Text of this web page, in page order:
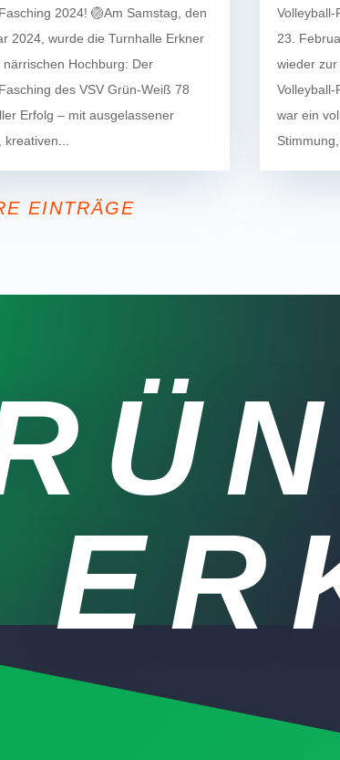
2024! 🏐Am Samstag, den
2024, wurde die Turnhalle Erkner
närrischen Hochburg: Der
des VSV Grün-Weiß 78
Erfolg – mit ausgelassener
kreativen...
23.
wieder
Volleyball-
war ein
EINTRÄGE